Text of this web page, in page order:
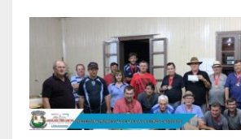
Ex-Administradores
Conselhos Municipais
Secretarias